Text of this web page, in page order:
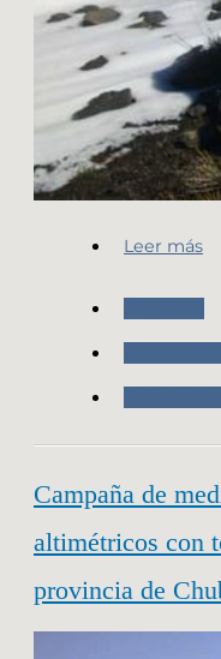
Leer más
Campaña de
altimétricos con
provincia de